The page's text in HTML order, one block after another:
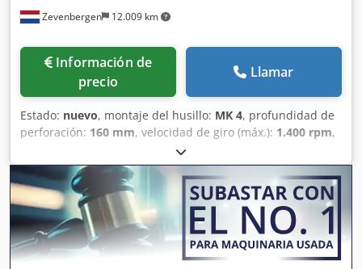
Zevenbergen 12.009 km
Información de
precio
Llamar
Estado: nuevo, montaje del husillo: MK 4, profundidad de
perforación: 160 mm, velocidad de giro (máx.): 1.400 rpm,
velocidad de rotación (mín.):700 rpm
mm, longitud total:1.096 mm, altura total:2.120 mm,
Equipamiento:
documentación / manual , Capacidad de
taladrado en acero ST 60: Ø40 mm Cono Morse del husillo
de taladrado: MK-4 Profundidad de taladrado: 160 mm
Superficie de la mesa de taladrado: 590 x 450 mm
Velocidad mínima del husillo: 700 rpm Velocidad máxima